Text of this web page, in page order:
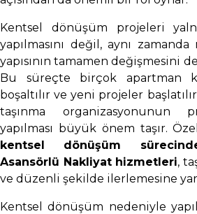
Kentsel dönüşüm projeleri
yapılmasını değil, aynı
yapısının tamamen değişmesini
Bu süreçte birçok apartman
boşaltılır ve yeni projeler
taşınma organizasyonunun
yapılması büyük önem taşır.
kentsel dönüşüm
Asansörlü Nakliyat hizmetleri,
ve düzenli şekilde ilerlemesine
Kentsel dönüşüm nedeniyle